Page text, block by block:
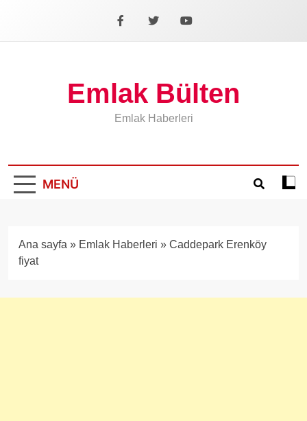
Facebook
X YouTube
Emlak Bülten
Emlak Haberleri
MENÜ
Koyu
Ana sayfa » Emlak Haberleri » Caddepark Erenköy
fiyat